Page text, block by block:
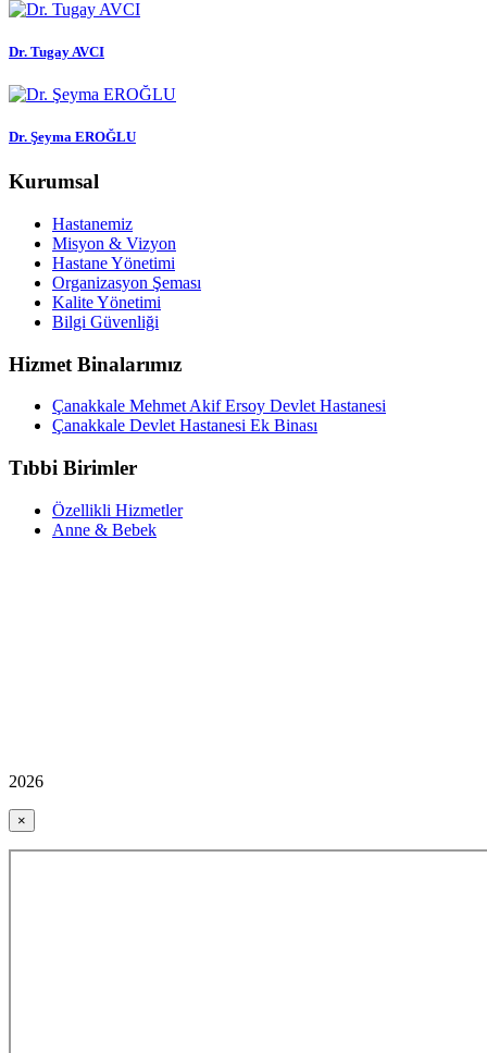
Dr. Tugay AVCI
Dr. Şeyma EROĞLU
Kurumsal
Hastanemiz
Misyon & Vizyon
Hastane Yönetimi
Organizasyon Şeması
Kalite Yönetimi
Bilgi Güvenliği
Hizmet Binalarımız
Çanakkale Mehmet Akif Ersoy Devlet Hastanesi
Çanakkale Devlet Hastanesi Ek Binası
Tıbbi Birimler
Özellikli Hizmetler
Anne & Bebek
2026
×